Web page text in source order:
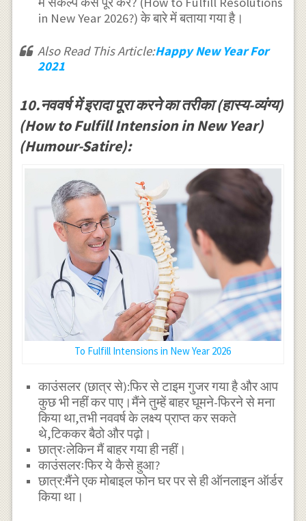
in New Year 2026?) के बारे में बताया गया है।
Also Read This Article:Happy New Year For
2021
10.नववर्ष में इरादा पूरा करने का तरीका (हास्य-व्यंग्य)
(How to Fulfill Intension in New Year)
(Humour-Satire):
To Fulfill Intensions in New Year 2026
काउंसलर (छात्र से):फिर से टाइम गुजर गया है और आप
कुछ भी नहीं कर पाए।मैंने तुम्हें बाहर घूमने-फिरने से मना
किया था,तभी नववर्ष के लक्ष्य प्राप्त कर सकते
थे,टिककर बैठो और पढ़ो।
छात्रःलेकिन मैं बाहर गया ही नहीं।
काउंसलरःफिर ये कैसे हुआ?
छात्र:मैंने एक मोबाइल फोन घर पर से ही ऑनलाइन ऑर्डर
किया था।